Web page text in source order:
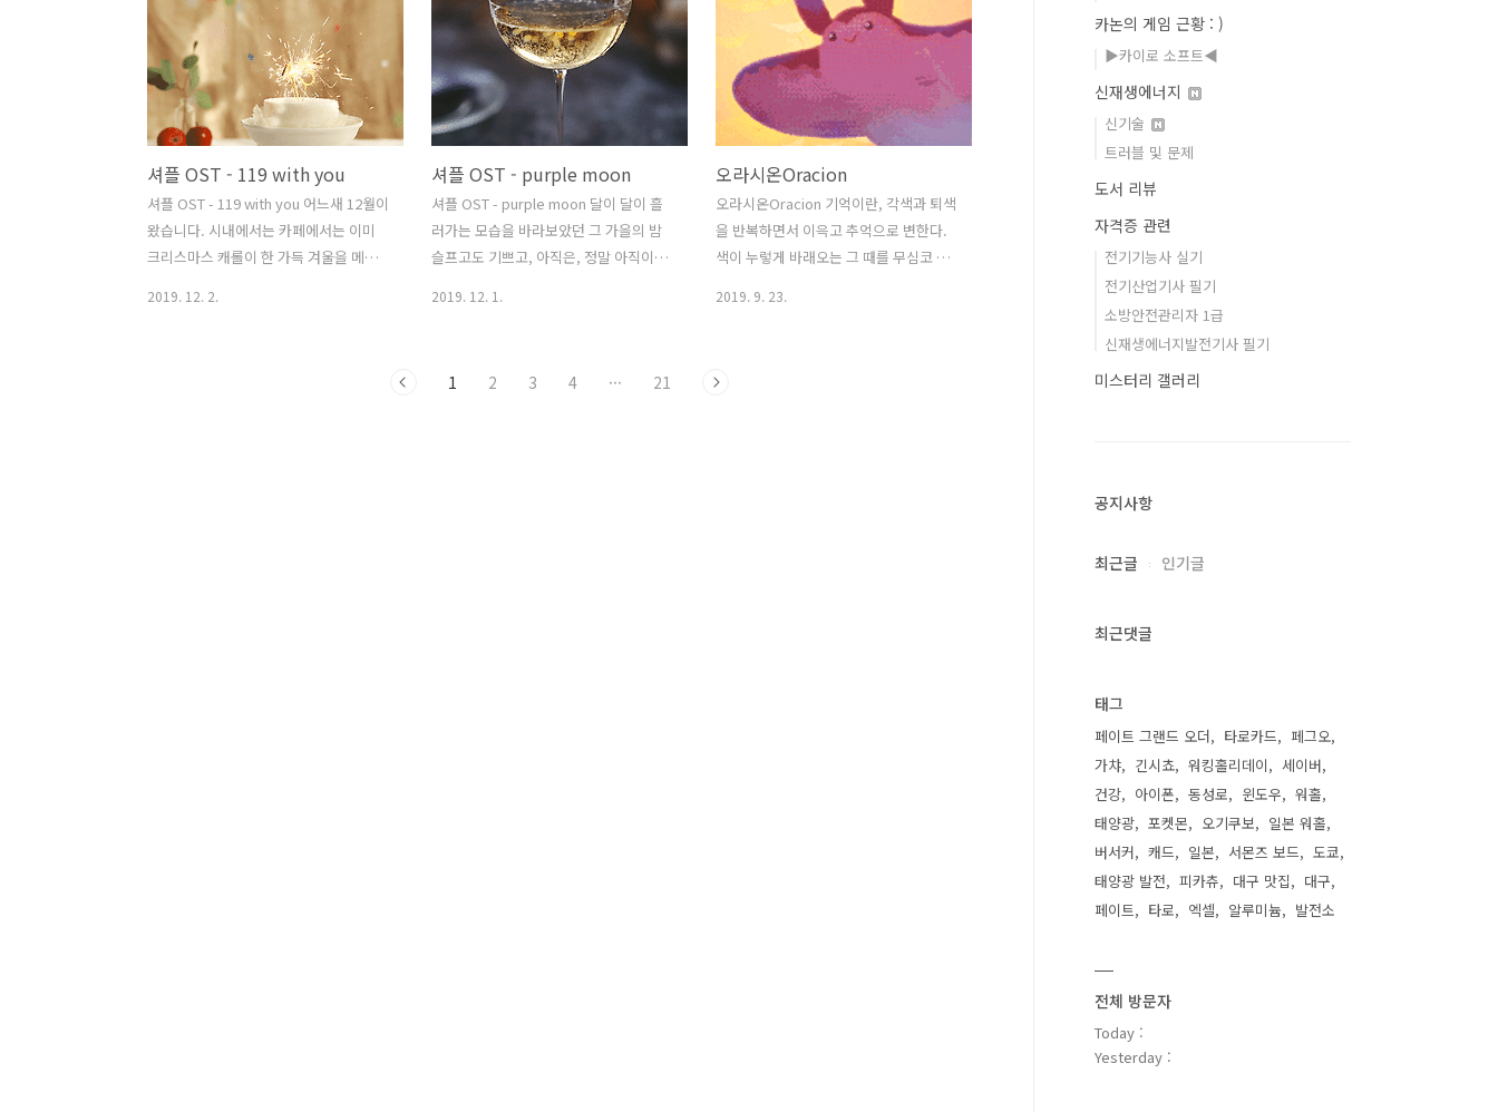
밝아서 사랑 앞에서 우리는 언제나 알면
서도 속기로 한다. 또 한 번 같은 실수를
반복하기로 한다. -
셔플 OST - 119 with you
셔플 OST - 119 with you 어느새 12월이
왔습니다. 시내에서는 카페에서는 이미
크리스마스 캐롤이 한 가득 겨울을 메웠
2019. 12. 2.
셔플 OST - purple moon
셔플 OST - purple moon 달이 달이 흘
러가는 모습을 바라보았던 그 가을의 밤
슬프고도 기쁘고, 아직은, 정말 아직이라
젠가는 꼭 언젠가는 이 비가 다 그치고 난
2019. 12. 1.
오라시온Oracion
오라시온Oracion 기억이란, 각색과 퇴색
을 반복하면서 이윽고 추억으로 변한다.
색이 누렇게 바래오는 그 때를 무심코 아
별이 가리키는 내일을 따라 달렸었던 날
2019. 9. 23.
1 2 3 4 ··· 21
카논의 게임 근황 : )
▶카이로 소프트◀
신재생에너지
신기술
트러블 및 문제
도서 리뷰
자격증 관련
전기기능사 실기
전기산업기사 필기
소방안전관리자 1급
신재생에너지발전기사 필기
미스터리 갤러리
공지사항
최근글 인기글
최근댓글
태그
페이트 그랜드 오더 타로카드
페그오
가챠
긴시쵸 워킹홀리데이
세이버
건강
아이폰 동성로 윈도우
워홀
태양광
포켓몬 오기쿠보
일본 워홀
버서커
캐드 일본 서몬즈 보드
도쿄
태양광 발전
피카츄 대구 맛집
대구
페이트
타로 엑셀 알루미늄 발전소
전체 방문자
Today :
Yesterday :